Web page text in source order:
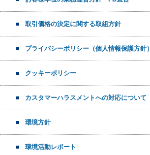
取引価格の決定に関する取組方針
プライバシーポリシー（個人情報保護方針）
クッキーポリシー
カスタマーハラスメントへの対応について
環境方針
環境活動レポート